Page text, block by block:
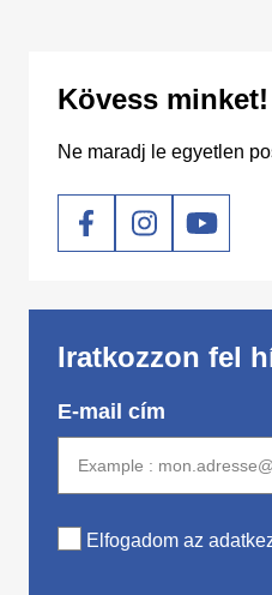
Kövess minket!
Ne maradj le egyetlen
Social
Iratkozzon fel
E-mail cím
Elfogadom az